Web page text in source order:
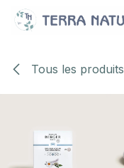
Se rendre au contenu
Tous les produits